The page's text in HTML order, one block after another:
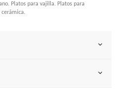
Platos para vajilla. Platos para